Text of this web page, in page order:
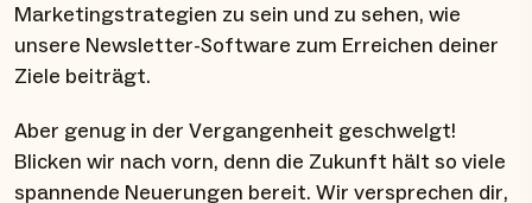
Marketingstrategien zu sein und zu sehen, wie
unsere Newsletter-Software zum Erreichen deiner
Ziele beiträgt.
Aber genug in der Vergangenheit geschwelgt!
Blicken wir nach vorn, denn die Zukunft hält so viele
spannende Neuerungen bereit. Wir versprechen dir,